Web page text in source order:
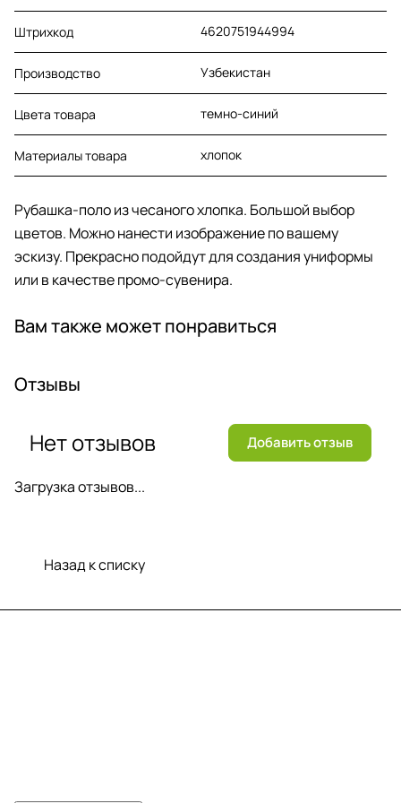
Штрихкод 4620751944994
Производство Узбекистан
Цвета товара темно-синий
Материалы товара хлопок
Рубашка-поло из чесаного хлопка. Большой выбор
цветов. Можно нанести изображение по вашему
эскизу. Прекрасно подойдут для создания униформы
или в качестве промо-сувенира.
Вам также может понравиться
Отзывы
Загрузка отзывов...
Нет отзывов Добавить отзыв
Назад к списку